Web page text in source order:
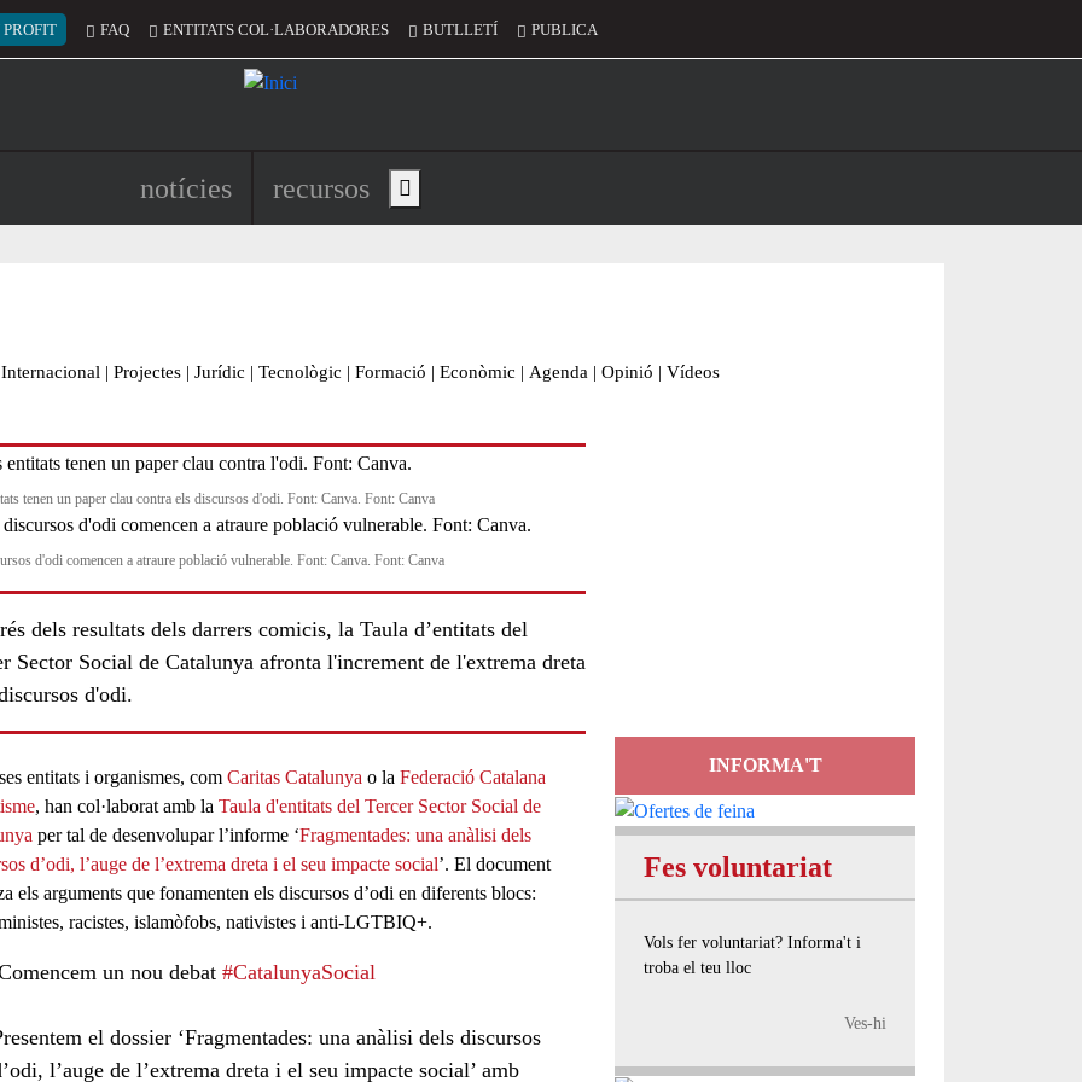
del compte d'usuari
PROFIT FAQ ENTITATS COL·LABORADORES BUTLLETÍ PUBLICA
Navegació principal de l'encapçalament
notícies recursos Show main menu
Internacional | Projectes | Jurídic | Tecnològic | Formació | Econòmic | Agenda | Opinió | Vídeos
tenen un paper clau contra els discursos d'odi. Font: Canva. Font: Canva
d'odi comencen a atraure població vulnerable. Font: Canva. Font: Canva
dels resultats dels darrers comicis, la Taula d’entitats del
Sector Social de Catalunya afronta l'increment de l'extrema dreta
d'odi.
entitats i organismes, com Caritas Catalunya o la Federació Catalana
, han col·laborat amb la Taula d'entitats del Tercer Sector Social de
per tal de desenvolupar l’informe ‘Fragmentades: una anàlisi dels
d’odi, l’auge de l’extrema dreta i el seu impacte social’. El document
els arguments que fonamenten els discursos d’odi en diferents blocs:
racistes, islamòfobs, nativistes i anti-LGTBIQ+.
un nou debat#CatalunyaSocial
el dossier ‘Fragmentades: una anàlisi dels discursos
l’auge de l’extrema dreta i el seu impacte social’ amb
INFORMA'T
Fes voluntariat
Vols fer voluntariat? Informa't i
troba el teu lloc
Ves-hi